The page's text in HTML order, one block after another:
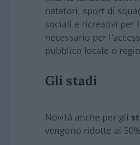
natatori, sport di
sociali e ricreativi per
necessario per
pubblico locale o
Gli stadi
Novità anche per gli
vengono ridotte al